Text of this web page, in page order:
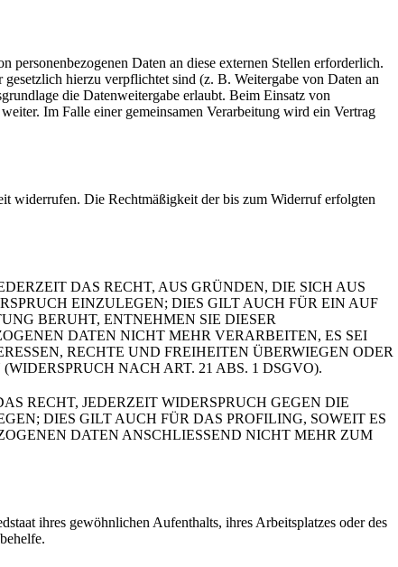
Daten an diese externen Stellen erforderlich.
hierzu verpflichtet sind (z. B. Weitergabe von Daten an
die Datenweitergabe erlaubt. Beim Einsatz von
Im Falle einer gemeinsamen Verarbeitung wird ein Vertrag
widerrufen. Die Rechtmäßigkeit der bis zum Widerruf erfolgten
DAS RECHT, AUS GRÜNDEN, DIE SICH AUS
EINZULEGEN; DIES GILT AUCH FÜR EIN AUF
BERUHT, ENTNEHMEN SIE DIESER
DATEN NICHT MEHR VERARBEITEN, ES SEI
RECHTE UND FREIHEITEN ÜBERWIEGEN ODER
NACH ART. 21 ABS. 1 DSGVO).
RECHT, JEDERZEIT WIDERSPRUCH GEGEN DIE
DIES GILT AUCH FÜR DAS PROFILING, SOWEIT ES
DATEN ANSCHLIESSEND NICHT MEHR ZUM
ihres gewöhnlichen Aufenthalts, ihres Arbeitsplatzes oder des